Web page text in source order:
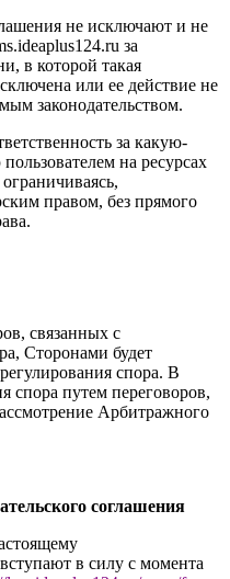
не исключают и не
за
в которой такая
или ее действие не
законодательством.
за какую-
на ресурсах
правом, без прямого
связанных с
Сторонами будет
спора. В
спора путем переговоров,
Арбитражного
соглашения
в силу с момента